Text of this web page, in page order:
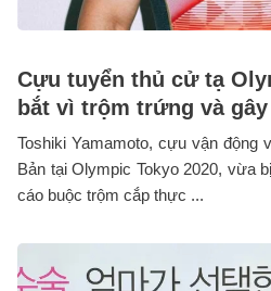
Cựu tuyển thủ cử tạ
bắt vì trộm trứng và
Toshiki Yamamoto, cựu vận động
Bản tại Olympic Tokyo 2020, vừa
cáo buộc trộm cắp thực ...